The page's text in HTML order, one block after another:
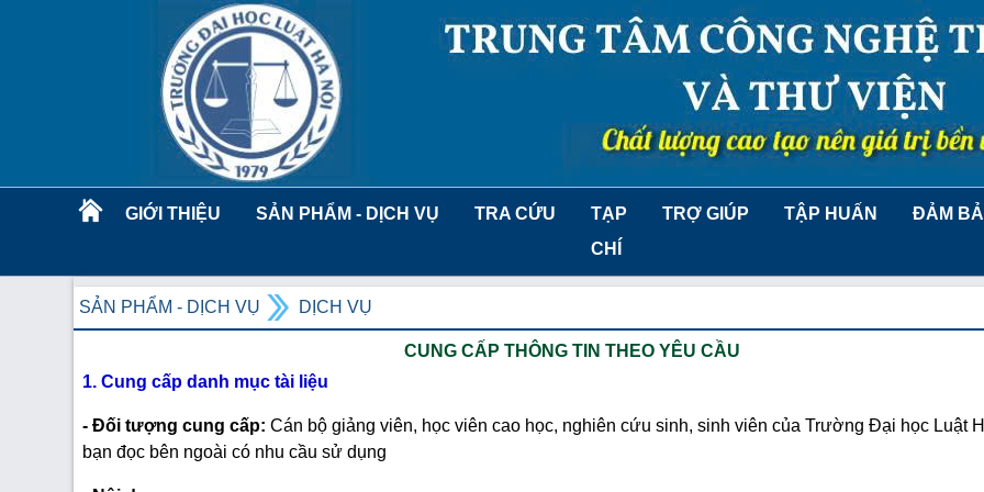
GIỚI THIỆU SẢN PHẨM - DỊCH VỤ TRA CỨU
TẠP
CHÍ
TRỢ GIÚP TẬP HUẤN ĐẢM
SẢN PHẨM - DỊCH VỤ DỊCH VỤ
CUNG CẤP THÔNG TIN THEO YÊU CẦU
1. Cung cấp danh mục tài liệu
- Đối tượng cung cấp:Cán bộ giảng viên, học viên cao học, nghiên cứu sinh, sinh viên của Trường Đại học Luật
bạn đọc bên ngoài có nhu cầu sử dụng